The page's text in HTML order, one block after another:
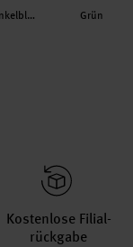
Dunkelblau Grün
Kosten­lose Filial­
rückgabe